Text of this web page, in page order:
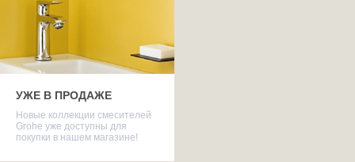
УЖЕ В ПРОДАЖЕ
Новые коллекции смесителей
Grohe уже доступны для
покупки в нашем магазине!